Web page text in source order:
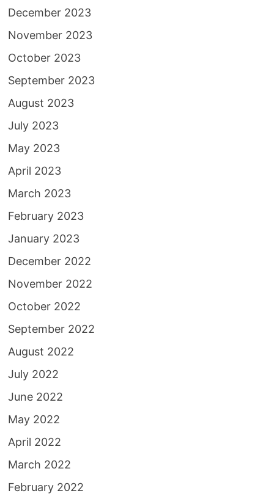
December 2023
November 2023
October 2023
September 2023
August 2023
July 2023
May 2023
April 2023
March 2023
February 2023
January 2023
December 2022
November 2022
October 2022
September 2022
August 2022
July 2022
June 2022
May 2022
April 2022
March 2022
February 2022